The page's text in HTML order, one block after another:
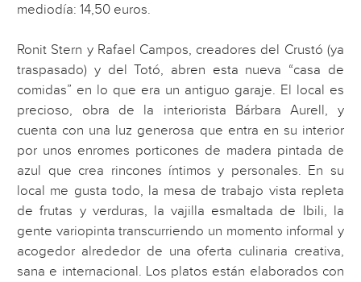
mediodía: 14,50 euros.
Ronit Stern y Rafael Campos, creadores del Crustó (ya
traspasado) y del Totó, abren esta nueva “casa de
comidas” en lo que era un antiguo garaje. El local es
precioso, obra de la interiorista Bárbara Aurell, y
cuenta con una luz generosa que entra en su interior
por unos enromes porticones de madera pintada de
azul que crea rincones íntimos y personales. En su
local me gusta todo, la mesa de trabajo vista repleta
de frutas y verduras, la vajilla esmaltada de Ibili, la
gente variopinta transcurriendo un momento informal y
acogedor alrededor de una oferta culinaria creativa,
sana e internacional. Los platos están elaborados con